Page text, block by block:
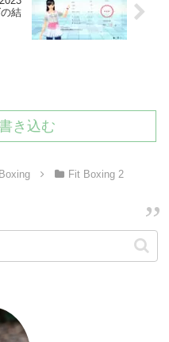
結
き込む
Fit Boxing 2